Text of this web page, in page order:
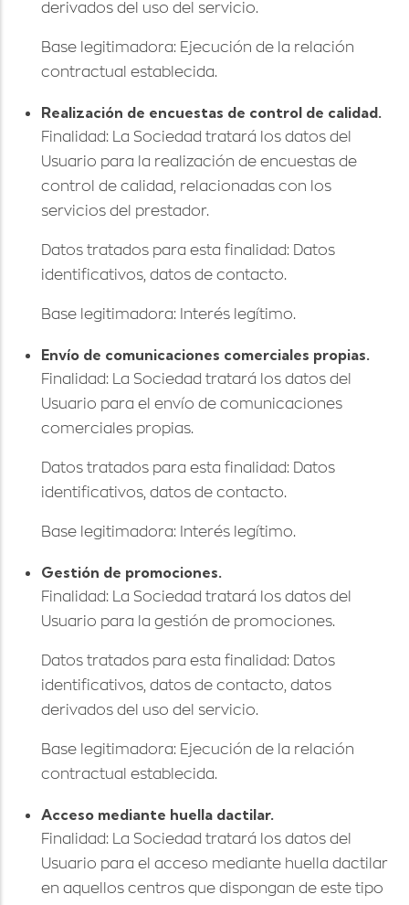
derivados del uso del servicio.
Base legitimadora: Ejecución de la relación
contractual establecida.
Realización de encuestas de control de calidad.
Finalidad: La Sociedad tratará los datos del
Usuario para la realización de encuestas de
control de calidad, relacionadas con los
servicios del prestador.
Datos tratados para esta finalidad: Datos
identificativos, datos de contacto.
Base legitimadora: Interés legítimo.
Envío de comunicaciones comerciales propias.
Finalidad: La Sociedad tratará los datos del
Usuario para el envío de comunicaciones
comerciales propias.
Datos tratados para esta finalidad: Datos
identificativos, datos de contacto.
Base legitimadora: Interés legítimo.
Gestión de promociones.
Finalidad: La Sociedad tratará los datos del
Usuario para la gestión de promociones.
Datos tratados para esta finalidad: Datos
identificativos, datos de contacto, datos
derivados del uso del servicio.
Base legitimadora: Ejecución de la relación
contractual establecida.
Acceso mediante huella dactilar.
Finalidad: La Sociedad tratará los datos del
Usuario para el acceso mediante huella dactilar
en aquellos centros que dispongan de este tipo